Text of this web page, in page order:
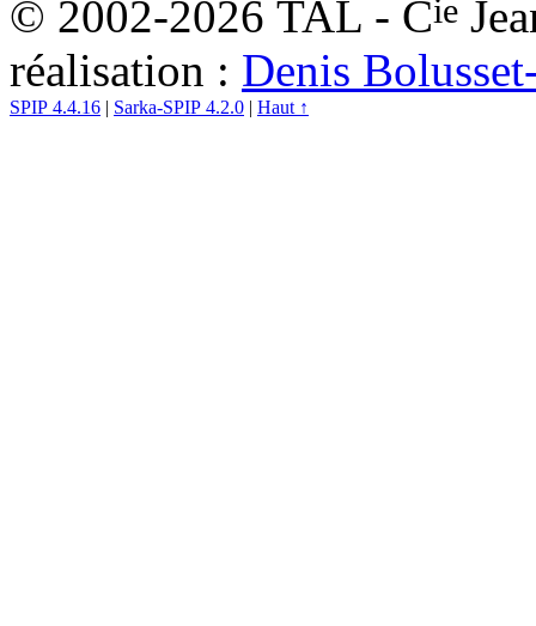
© 2002-2026 TAL - Cie
réalisation : Denis
SPIP 4.4.16 | Sarka-SPIP 4.2.0 | Haut ↑